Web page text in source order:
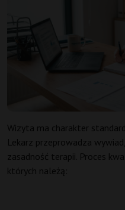
Wizyta ma charakter
Lekarz przeprowadza
zasadność terapii. Proces
których należą: